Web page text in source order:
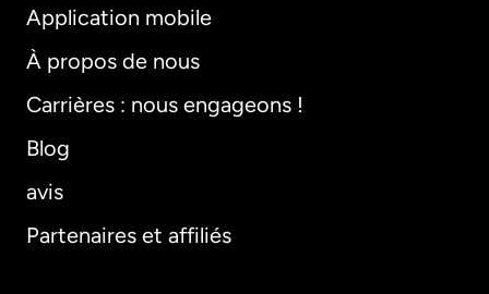
Application mobile
À propos de nous
Carrières : nous engageons !
Blog
avis
Partenaires et affiliés